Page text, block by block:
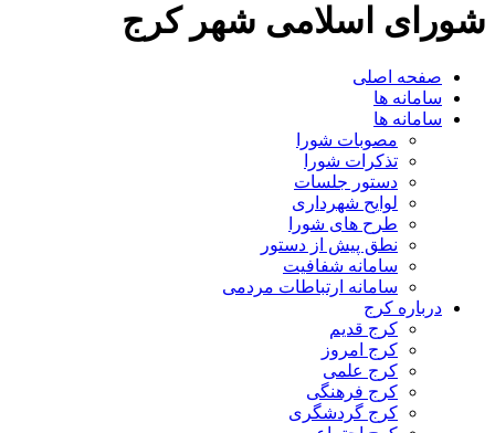
شورای اسلامی شهر کرج
صفحه اصلی
سامانه ها
سامانه ها
مصوبات شورا
تذکرات شورا
دستور جلسات
لوایح شهرداری
طرح های شورا
نطق پیش از دستور
سامانه شفافیت
سامانه ارتباطات مردمی
درباره کرج
کرج قدیم
کرج امروز
کرج علمی
کرج فرهنگی
کرج گردشگری